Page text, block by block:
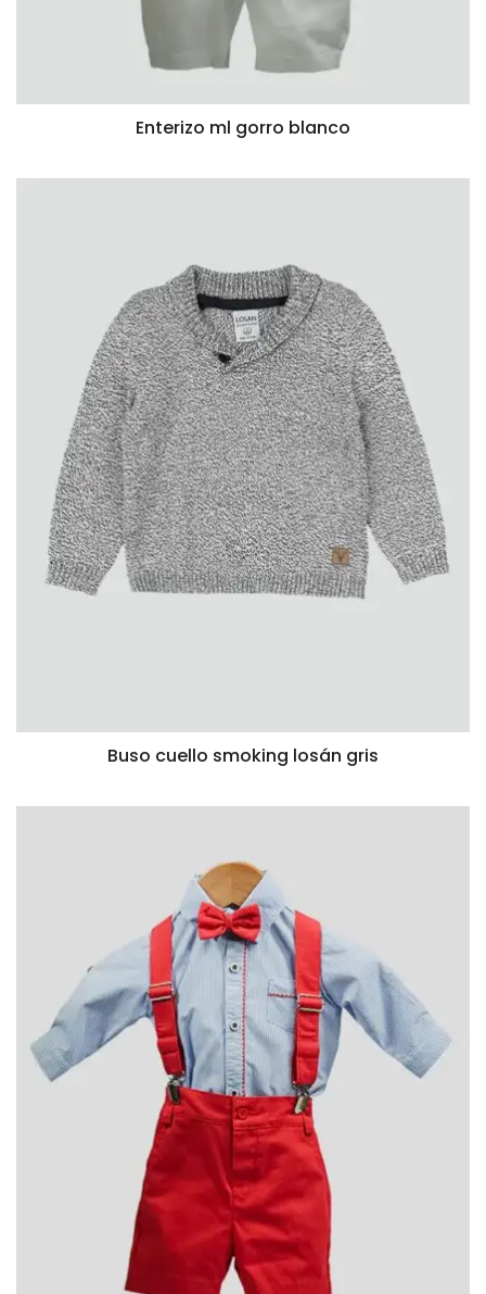
VISTA RÁPIDA
Enterizo ml gorro blanco
VISTA RÁPIDA
Buso cuello smoking losán gris